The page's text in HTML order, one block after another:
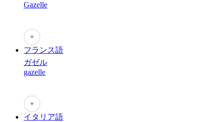
Gazelle
♥
フランス語
ガゼル
gazelle
♥
イタリア語